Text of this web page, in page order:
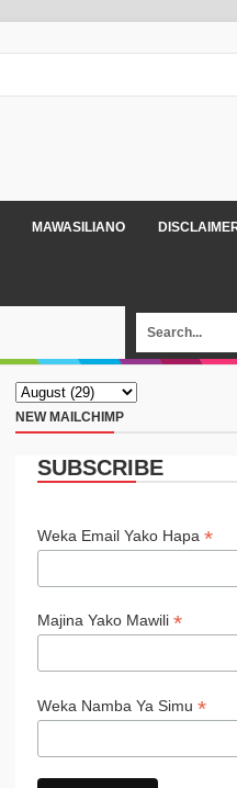
MAWASILIANO
NEW MAILCHIMP
SUBSCRIBE
Weka Email Yako Hapa *
Majina Yako Mawili *
Weka Namba Ya Simu *